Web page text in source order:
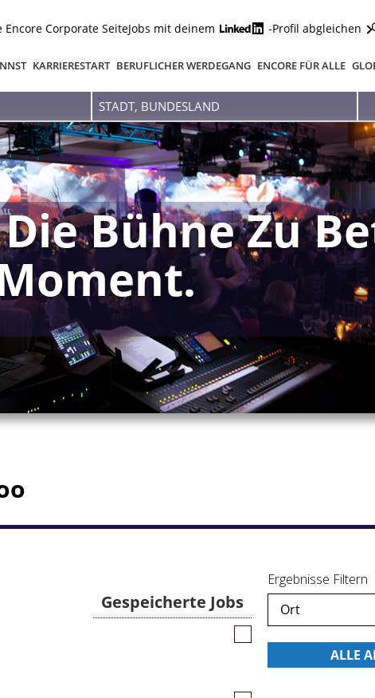
Encore Corporate SeiteJobs mit deinem -Profil abgleichen
KARRIERESTART BERUFLICHER WERDEGANG ENCORE FÜR ALLE
Stadt,
Bundesland
Bühne Zu
Gespeicherte Jobs
Gespeicherte
Ergebnisse Filtern
Ort